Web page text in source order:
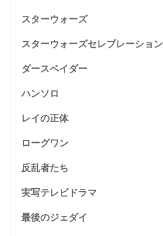
スターウォーズ
スターウォーズセレブレーション
ダースベイダー
ハンソロ
レイの正体
ローグワン
反乱者たち
実写テレビドラマ
最後のジェダイ